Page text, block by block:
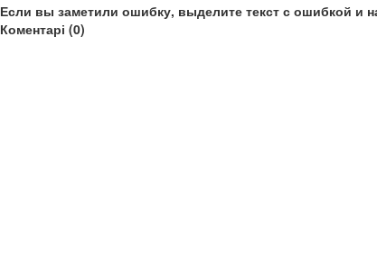
Если вы заметили ошибку, выделите текст с ошибкой и
Коментарі (0)